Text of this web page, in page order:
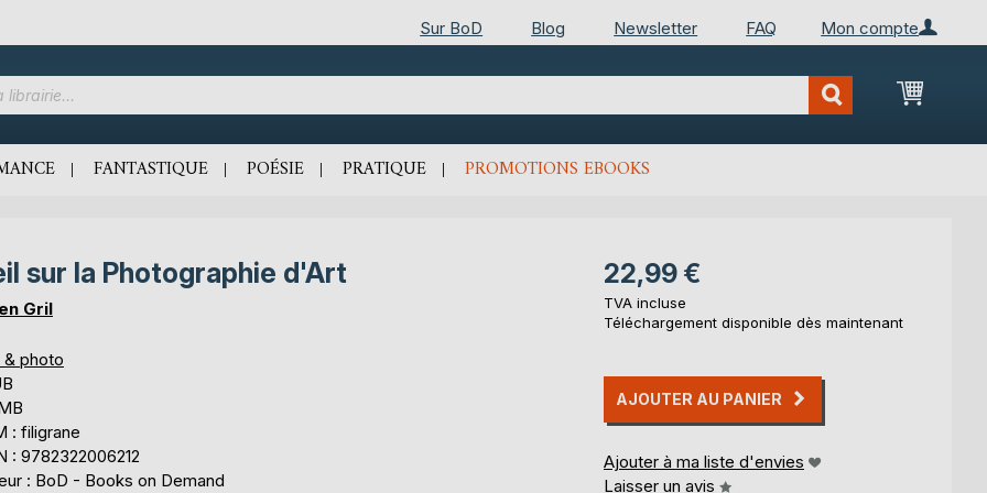
Mon compte
Sur BoD Blog Newsletter FAQ
Mon
FANTASTIQUE POÉSIE PRATIQUE PROMOTIONS EBOOKS
sur la Photographie d'Art
Gril
& photo
: filigrane
: 9782322006212
: BoD - Books on Demand
22,99 €
TVA incluse
Téléchargement disponible dès maintenant
AJOUTER AU PANIER
Ajouter à ma liste d'envies
Laisser un avis